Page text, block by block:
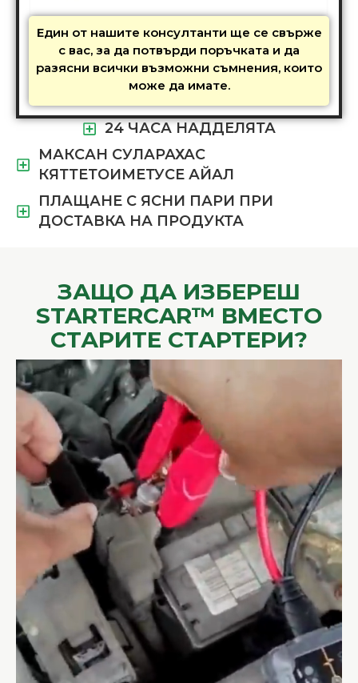
Един от нашите консултанти ще се свърже
с вас, за да потвърди поръчката и да
разясни всички възможни съмнения, които
може да имате.
24 ЧАСА НАДДЕЛЯТА
МАКСАН СУЛАРАХАС
КЯТТЕТОИМЕТУСЕ АЙАЛ
ПЛАЩАНЕ С ЯСНИ ПАРИ ПРИ
ДОСТАВКА НА ПРОДУКТА
ЗАЩО ДА ИЗБЕРEШ
STARTERCAR™ ВМЕСТО
СТАРИТЕ СТАРТЕРИ?